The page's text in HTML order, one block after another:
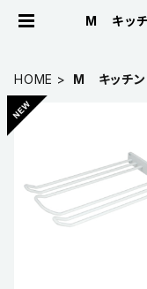
M キッ
HOME M キッチン